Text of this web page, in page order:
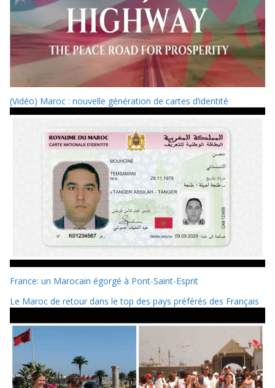
(Vidéo) Maroc : nouvelle génération de cartes d’identité
France: un Marocain égorgé à Pont-Saint-Esprit
Le Maroc de retour dans le top des pays préférés des Français